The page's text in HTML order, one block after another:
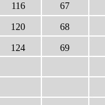
116 67
120 68
124 69